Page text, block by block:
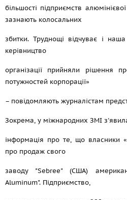
більшості підприємств
зазнають колосальних
збитки. Труднощі відчуває і
керівництво
організації прийняли рішення
потужностей корпорації»
– повідомляють журналістам
Зокрема, у міжнародних ЗМІ
інформація про те, що власники
про продаж свого
заводу "Sebree" (США)
Aluminum". Підприємство,